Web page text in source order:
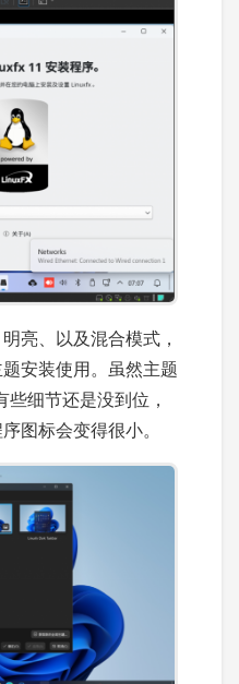
亮、以及混合模式，
安装使用。虽然主题
细节还是没到位，
图标会变得很小。